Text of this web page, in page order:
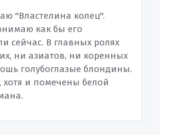
"Властелина колец".
как бы его
сейчас. В главных ролях
ни азиатов, ни коренных
голубоглазые блондины.
и помечены белой